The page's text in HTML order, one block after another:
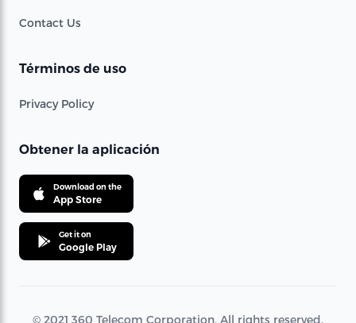
Contact Us
Términos de uso
Privacy Policy
Obtener la aplicación
Download on the
App Store
Get it on
Google Play
© 2021 360 Telecom Corporation. All rights reserved.